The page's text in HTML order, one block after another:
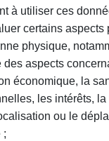
à utiliser ces
certains aspects
physique,
aspects
économique, la
les intérêts,
ou le
;